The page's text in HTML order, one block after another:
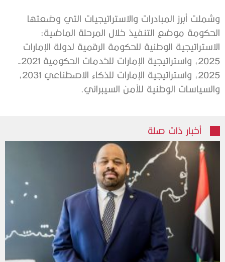
وشملت أبرز المبادرات والاستراتيجيات التي وضعتها
الحكومة موضع التنفيذ خلال المرحلة الماضية:
الاستراتيجية الوطنية للحكومة الرقمية لدولة الإمارات
2025، واستراتيجية الإمارات للذكاء الاصطناعي 2031،
والسياسات الوطنية للأمن السيبراني.
أخبار ذات صلة